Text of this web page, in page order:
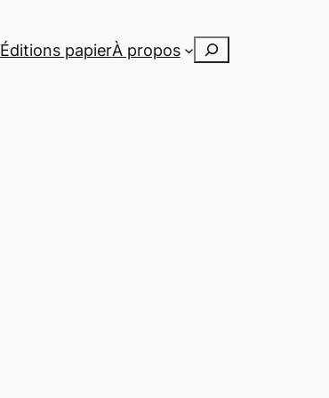
Éditions papierÀ propos Rechercher